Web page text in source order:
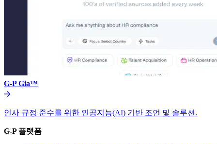
G-P Gia™​​
인사 규정 준수를 위한 인공지능(AI) 기반 조언 및 솔루션.​​
G-P 플랫폼​​